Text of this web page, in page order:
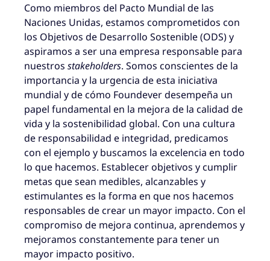
Como miembros del Pacto Mundial de las
Naciones Unidas, estamos comprometidos con
los Objetivos de Desarrollo Sostenible (ODS) y
aspiramos a ser una empresa responsable para
nuestros stakeholders. Somos conscientes de la
importancia y la urgencia de esta iniciativa
mundial y de cómo Foundever desempeña un
papel fundamental en la mejora de la calidad de
vida y la sostenibilidad global. Con una cultura
de responsabilidad e integridad, predicamos
con el ejemplo y buscamos la excelencia en todo
lo que hacemos. Establecer objetivos y cumplir
metas que sean medibles, alcanzables y
estimulantes es la forma en que nos hacemos
responsables de crear un mayor impacto. Con el
compromiso de mejora continua, aprendemos y
mejoramos constantemente para tener un
mayor impacto positivo.